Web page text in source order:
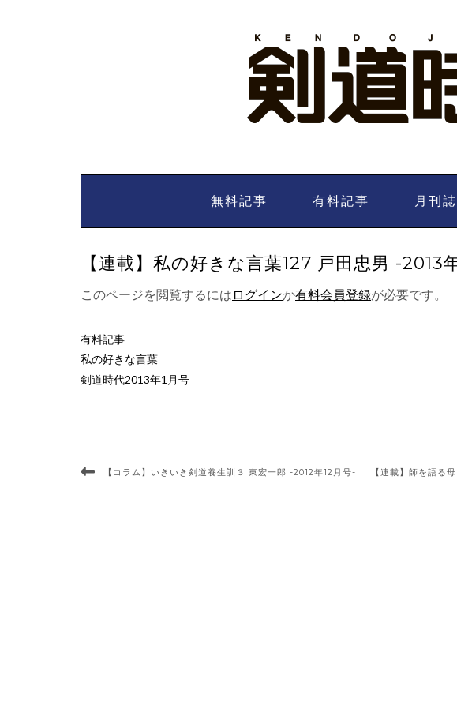
無料記事 有料記事 月刊
【連載】私の好きな言葉127 戸田忠男 -2013
このページを閲覧するには ログインか有料会員登録が必要です。
有料記事
私の好きな言葉
剣道時代2013年1月号
【コラム】いきいき剣道養生訓３ 東宏一郎 -2012年12月号- 【連載】師を語る